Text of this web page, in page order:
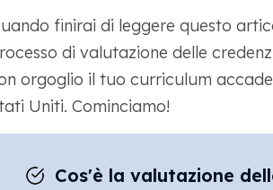
finirai di leggere questo
di valutazione delle
orgoglio il tuo curriculum
Uniti. Cominciamo!
Cos'è la valutazione